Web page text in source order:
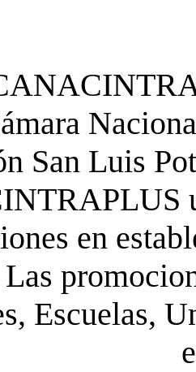
San Luis
en
Escuelas,